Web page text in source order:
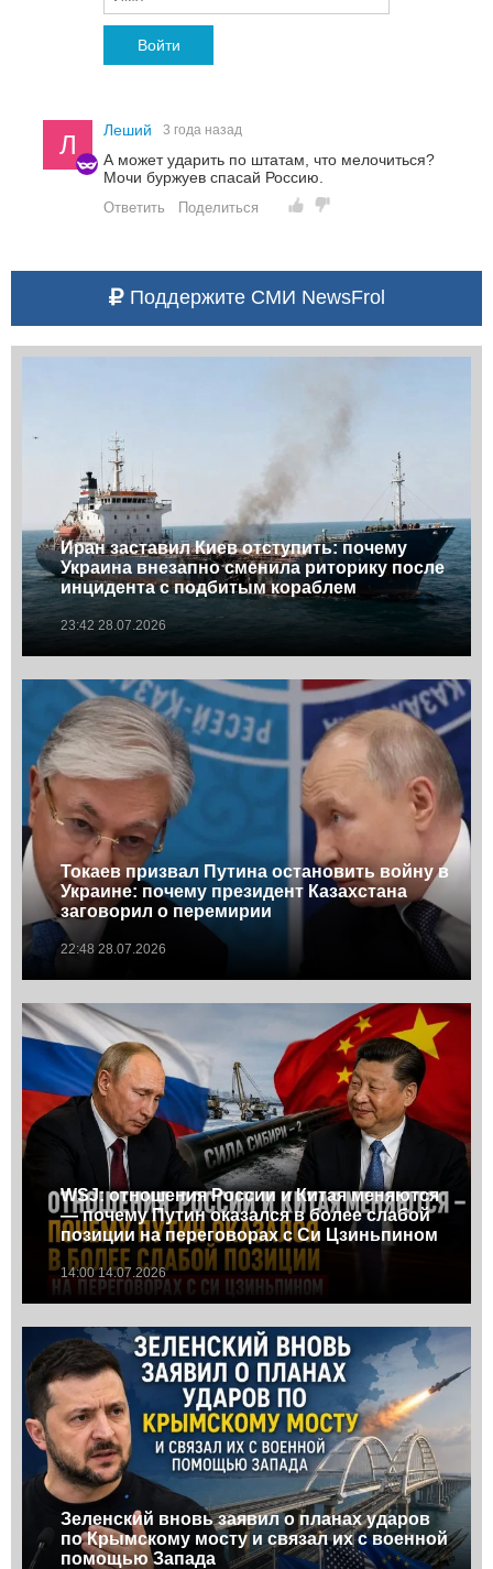
Войти
Л Леший 3 года назад
А может ударить по штатам, что мелочиться?
Мочи буржуев спасай Россию.
Ответить Поделиться
Поддержите СМИ NewsFrol
Иран заставил Киев отступить: почему
Украина внезапно сменила риторику после
инцидента с подбитым кораблем
23:42 28.07.2026
Токаев призвал Путина остановить войну в
Украине: почему президент Казахстана
заговорил о перемирии
22:48 28.07.2026
WSJ: отношения России и Китая меняются
— почему Путин оказался в более слабой
позиции на переговорах с Си Цзиньпином
14:00 14.07.2026
Зеленский вновь заявил о планах ударов
по Крымскому мосту и связал их с военной
помощью Запада